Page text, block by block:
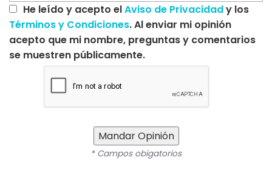
He leído y acepto elAviso de Privacidady los
Términos y Condiciones. Al enviar mi opinión
acepto que mi nombre, preguntas y comentarios
se muestren públicamente.
Mandar Opinión
* Campos obigatorios